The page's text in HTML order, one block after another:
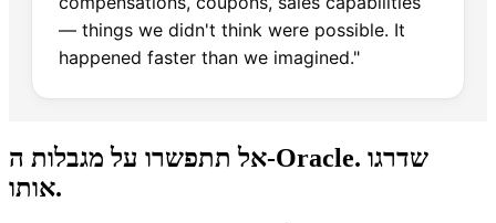
— things we didn't think were possible. It
happened faster than we imagined."
אל תתפשרו על מגבלות ה-Oracle. שדרגו
אותו.